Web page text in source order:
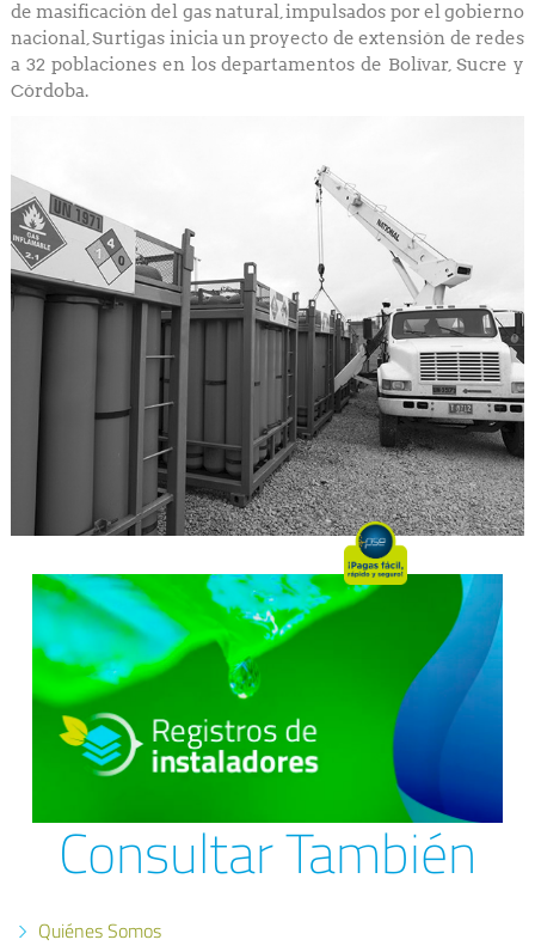
de masificación del gas natural, impulsados por el gobierno
nacional, Surtigas inicia un proyecto de extensión de redes
a 32 poblaciones en los departamentos de Bolívar, Sucre y
Córdoba.
Consultar También
Quiénes Somos